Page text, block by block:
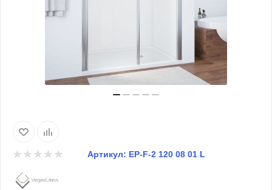
Артикул: EP-F-2 120 08 01 L